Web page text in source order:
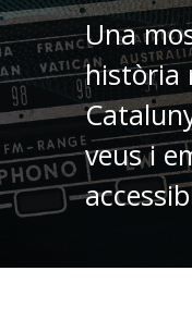
Una
història
veus i